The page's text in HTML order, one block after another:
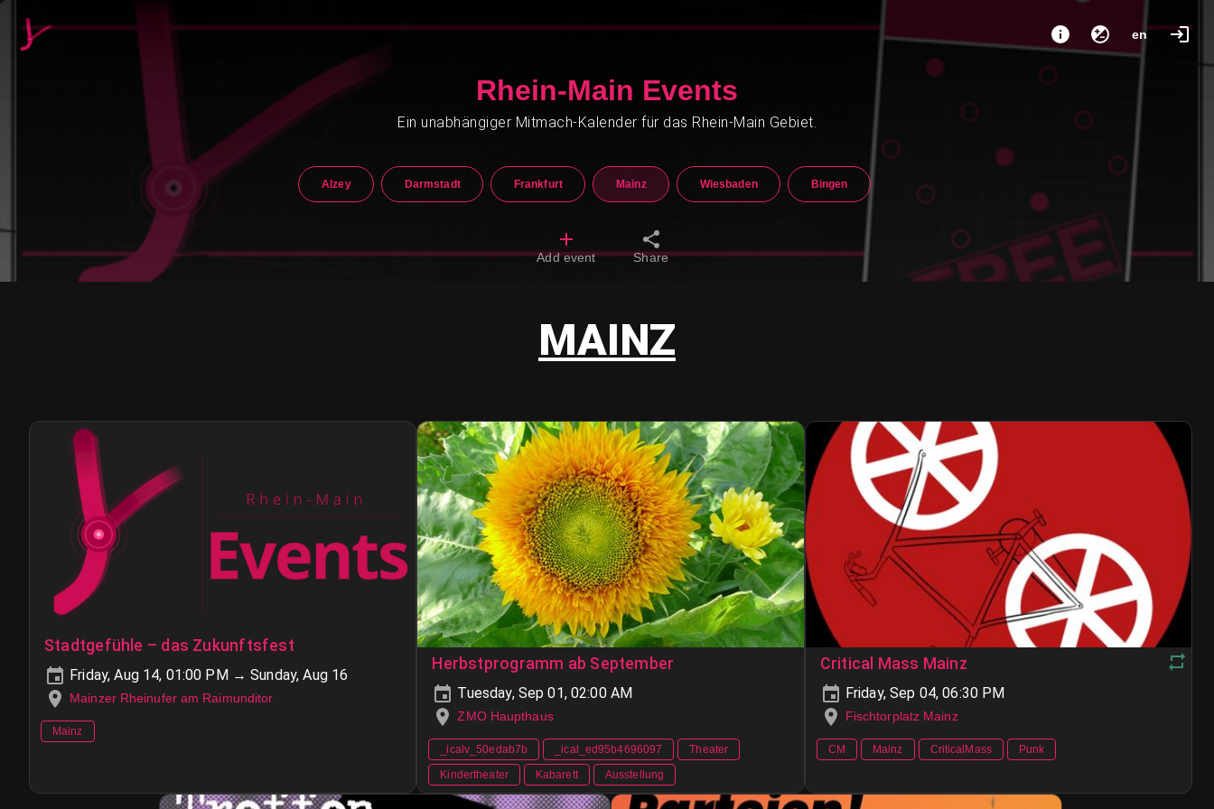
en
Rhein-Main Events
Ein unabhängiger Mitmach-Kalender für das Rhein-Main Gebiet.
Alzey Darmstadt Frankfurt Mainz Wiesbaden Bingen
Add event Share
MAINZ
Stadtgefühle – das Zukunftsfest
Friday, Aug 14, 01:00 PM → Sunday, Aug 16
Mainzer Rheinufer am Raimunditor
Mainz
Herbstprogramm ab September
Tuesday, Sep 01, 02:00 AM
ZMO Haupthaus
_icalv_50edab7b _ical_ed95b4696097
Theater
Kindertheater
Kabarett Ausstellung
Critical Mass Mainz
Friday, Sep 04, 06:30 PM
Fischtorplatz Mainz
CM Mainz CriticalMass Punk